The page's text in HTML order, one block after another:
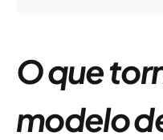
O que
modelo